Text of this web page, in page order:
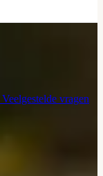
Veelgestelde vragen